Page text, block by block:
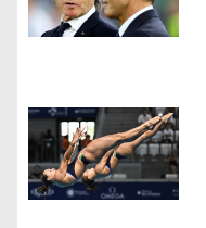
a
r
t